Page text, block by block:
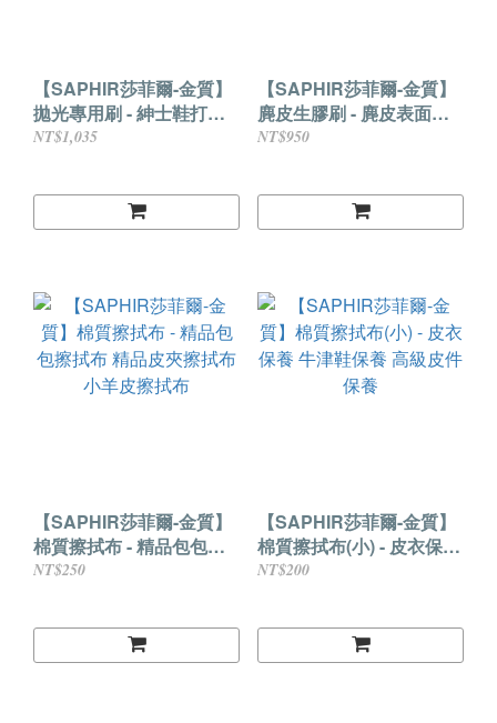
【SAPHIR莎菲爾-金質】
拋光專用刷 - 紳士鞋打亮
刷 雕花鞋打亮刷 精品皮鞋
NT$1,035
【SAPHIR莎菲爾-金質】
麂皮生膠刷 - 麂皮表面髒
污 去除麂皮表免殘膠
NT$950
【SAPHIR莎菲爾-金質】
棉質擦拭布 - 精品包包擦
拭布 精品皮夾擦拭布 小羊
NT$250
【SAPHIR莎菲爾-金質】
棉質擦拭布(小) - 皮衣保養
NT$200